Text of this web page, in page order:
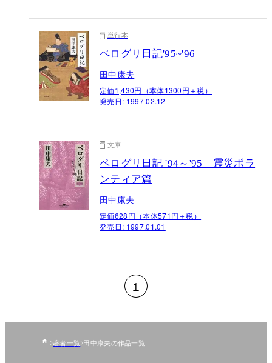
単行本
ペログリ日記'95~'96
田中康夫
定価1,430円（本体1300円＋税）
発売日: 1997.02.12
文庫
ペログリ日記 '94～'95 震災ボラ
ンティア篇
田中康夫
定価628円（本体571円＋税）
発売日: 1997.01.01
1
著者一覧 田中康夫の作品一覧